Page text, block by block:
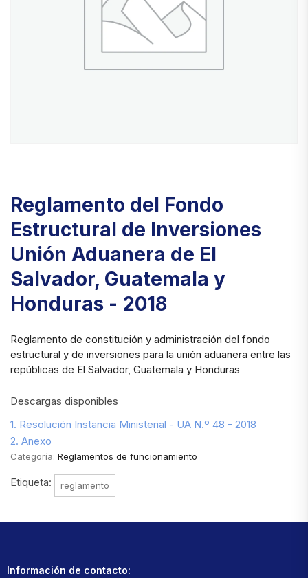
Reglamento del Fondo
Estructural de Inversiones
Unión Aduanera de El
Salvador, Guatemala y
Honduras - 2018
Reglamento de constitución y administración del fondo
estructural y de inversiones para la unión aduanera entre las
repúblicas de El Salvador, Guatemala y Honduras
Descargas disponibles
1. Resolución Instancia Ministerial - UA N.º 48 - 2018
2. Anexo
Categoría: Reglamentos de funcionamiento
Etiqueta: reglamento
Información de contacto: